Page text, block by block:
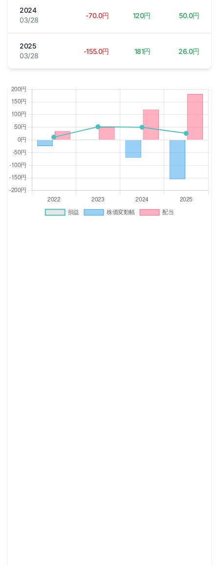
2024
03/28
-70.0円 120円 50.0円
2025
03/28
-155.0円 181円 26.0円